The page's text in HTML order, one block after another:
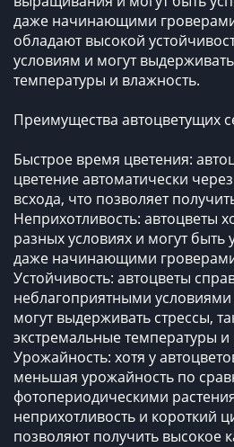
даже начинающими
обладают высокой
условиям и могут
температуры и влажность.
Преимущества автоцветущих
Быстрое время цветения:
цветение автоматически
всхода, что позволяет
Неприхотливость: автоцветы
разных условиях и могут
даже начинающими
Устойчивость: автоцветы
неблагоприятными
могут выдерживать стрессы,
экстремальные температуры и
Урожайность: хотя у
меньшая урожайность по
фотопериодическими
неприхотливость и короткий
позволяют получить высокое